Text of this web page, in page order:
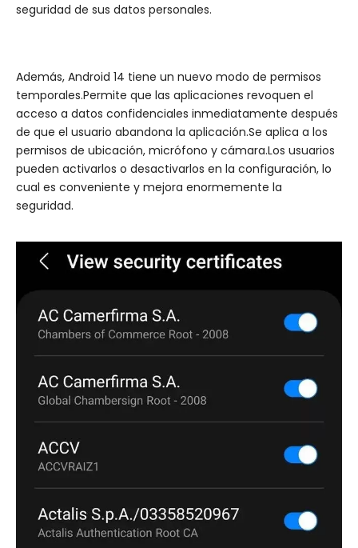
seguridad de sus datos personales.
Además, Android 14 tiene un nuevo modo de permisos
temporales.Permite que las aplicaciones revoquen el
acceso a datos confidenciales inmediatamente después
de que el usuario abandona la aplicación.Se aplica a los
permisos de ubicación, micrófono y cámara.Los usuarios
pueden activarlos o desactivarlos en la configuración, lo
cual es conveniente y mejora enormemente la
seguridad.